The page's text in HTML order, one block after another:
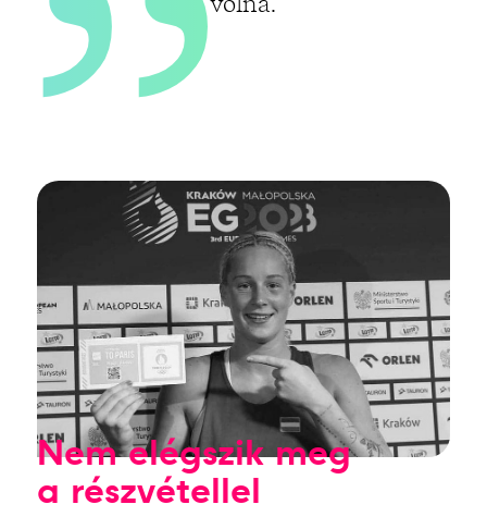
Nem elégszik meg
a részvétellel